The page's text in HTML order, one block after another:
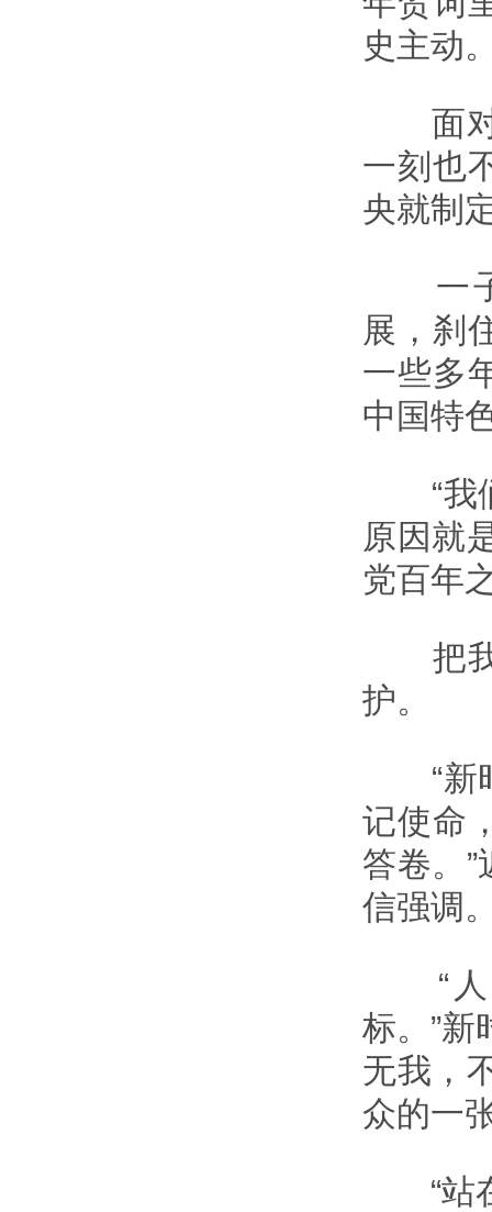
史主动
面对
一刻也
央就制
一子
展，刹
一些多
中国特
“我们
原因就
党百年
把我
护。
“新时
记使命
答卷。
信强调
“人
标。”新
无我，
众的一
“站在